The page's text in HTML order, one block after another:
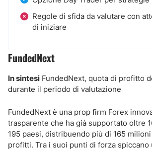
Regole di sfida da valutare con
di iniziare
FundedNext
In sintesi FundedNext, quota di profitto
durante il periodo di valutazione
FundedNext è una prop firm Forex
trasparente che ha già supportato oltre
195 paesi, distribuendo più di 165
profitti. Tra i suoi punti di forza spiccano